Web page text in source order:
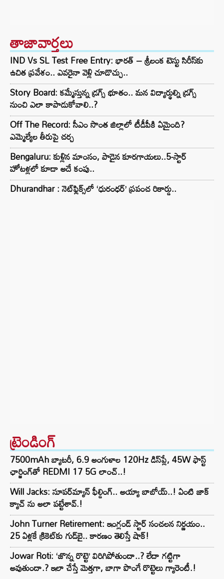
తాజావార్తలు
IND Vs SL Test Free Entry: భారత్ – శ్రీలంక టెస్టు సిరీస్‌కు
ఉచిత ప్రవేశం.. ఎవరైనా వెళ్లి చూడొచ్చు..
Story Board: కమ్మేస్తున్న డ్రగ్స్ భూతం.. మన విద్యార్థుల్ని డ్రగ్స్
నుంచి ఎలా కాపాడుకోవాలి..?
Off The Record: సీఎం సొంత జిల్లాలో టీడీపీకి ఏమైంది?
ఎమ్మెల్యేల తీరుపై చర్చ
Bengaluru: కుళ్లిన మాంసం, పాడైన కూరగాయలు..5-స్టార్
హోటళ్లలో కూడా అదే కంపు..
Dhurandhar : నెట్‌ఫ్లిక్స్‌లో ‘ధురంధర్’ ప్రపంచ రికార్డు..
ట్రెండింగ్‌
7500mAh బ్యాటరీ, 6.9 అంగుళాల 120Hz డిస్‌ప్లే, 45W ఫాస్ట్
ఛార్జింగ్‌తో REDMI 17 5G లాంచ్..!
Will Jacks: సూపర్‌మ్యాన్ ఫీల్డింగ్.. అయ్యా బాబోయ్..! ఏంటి జాక్
క్యాచ్ ను అలా పట్టేశావ్.!
John Turner Retirement: ఇంగ్లండ్ స్టార్ సంచలన నిర్ణయం..
25 ఏళ్లకే క్రికెట్‌కు గుడ్‌బై.. కారణం తెలిస్తే షాక్!
Jowar Roti: ‘జొన్న రొట్టె’ విరిగిపోతుందా..? లేదా గట్టిగా
అవుతుందా.? ఇలా చేస్తే మెత్తగా, బాగా పొంగే రొట్టెలు గ్యారెంటీ.!